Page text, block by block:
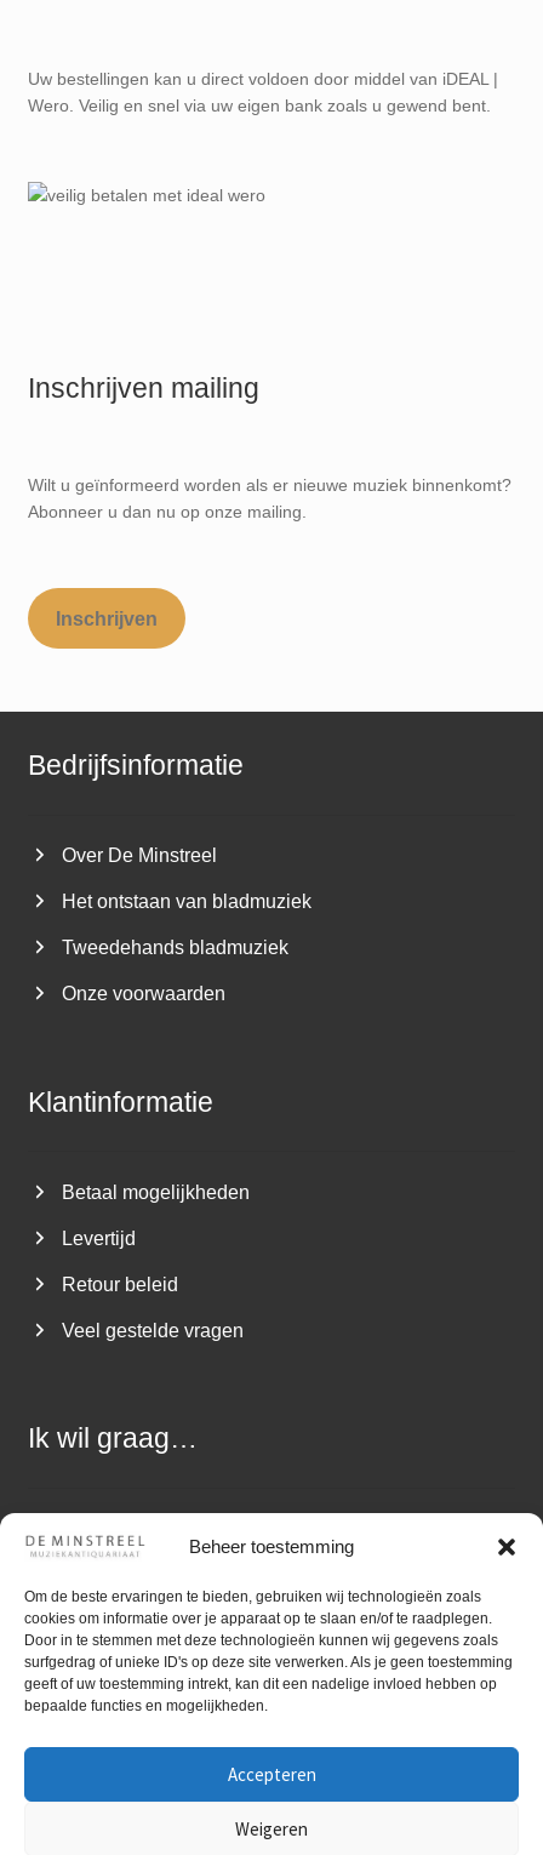
Beheer toestemming
Om de beste ervaringen te bieden, gebruiken wij technologieën zoals
cookies om informatie over je apparaat op te slaan en/of te raadplegen.
Door in te stemmen met deze technologieën kunnen wij gegevens zoals
surfgedrag of unieke ID's op deze site verwerken. Als je geen toestemming
geeft of uw toestemming intrekt, kan dit een nadelige invloed hebben op
bepaalde functies en mogelijkheden.
Accepteren
Weigeren
Uw bestellingen kan u direct voldoen door middel van iDEAL |
Wero. Veilig en snel via uw eigen bank zoals u gewend bent.
Inschrijven mailing
Wilt u geïnformeerd worden als er nieuwe muziek binnenkomt?
Abonneer u dan nu op onze mailing.
Inschrijven
Bedrijfsinformatie
Over De Minstreel
Het ontstaan van bladmuziek
Tweedehands bladmuziek
Onze voorwaarden
Klantinformatie
Betaal mogelijkheden
Levertijd
Retour beleid
Veel gestelde vragen
Ik wil graag…
Zoekopdracht uitzetten
Gebruiktebladmuziek.nlMuziekantiquariaat De
Minstreel ~ Kvk nummer: 05080117 ~ BTW-nr:
Disclaimer